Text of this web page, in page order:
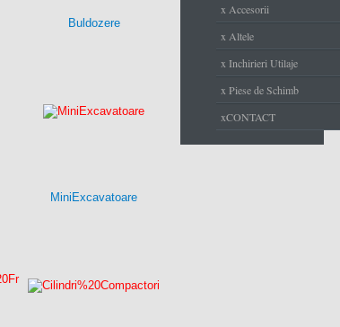
Buldozere
MiniExcavatoare
x Accesorii
x Altele
x Inchirieri Utilaje
x Piese de Schimb
xCONTACT